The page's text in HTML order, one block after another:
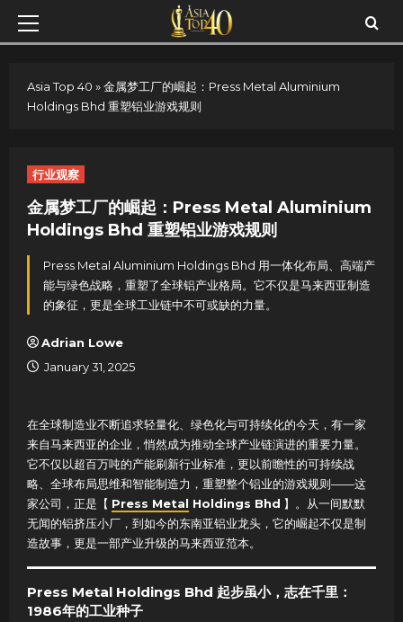
Skip
Primary
Asia Top 40 »金属梦工厂的崛起：Press Metal Aluminium
Holdings Bhd 重塑铝业游戏规则
行业观察
金属梦工厂的崛起：Press Metal Aluminium
Holdings Bhd 重塑铝业游戏规则
Press Metal Aluminium Holdings Bhd 用一体化布局、高端产
能与绿色战略，重塑了全球铝产业格局。它不仅是马来西亚制造
的象征，更是全球工业链中不可或缺的力量。
Adrian Lowe
January 31, 2025
在全球制造业不断追求轻量化、绿色化与可持续化的今天，有一家
来自马来西亚的企业，悄然成为推动全球产业链演进的重要力量。
它不仅以超百万吨的产能刷新行业标准，更以前瞻性的可持续战
略、全球布局思维和智能制造力，重塑整个铝业的游戏规则——这
家公司，正是【 Press Metal Holdings Bhd 】。从一间默默
无闻的铝挤压小厂，到如今的东南亚铝业龙头，它的崛起不仅是制
造故事，更是一部产业升级的马来西亚范本。
Press Metal Holdings Bhd 起步虽小，志在千里：
1986年的工业种子